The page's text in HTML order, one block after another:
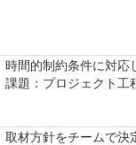
時間的制約条件に対応
課題：プロジェクト工
取材方針をチームで決